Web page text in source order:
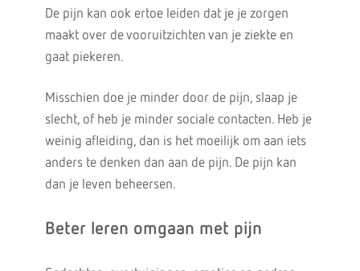
De pijn kan ook ertoe leiden dat je je zorgen
maakt over de vooruitzichten van je ziekte en
gaat piekeren.
Misschien doe je minder door de pijn, slaap je
slecht, of heb je minder sociale contacten. Heb je
weinig afleiding, dan is het moeilijk om aan iets
anders te denken dan aan de pijn. De pijn kan
dan je leven beheersen.
Beter leren omgaan met pijn